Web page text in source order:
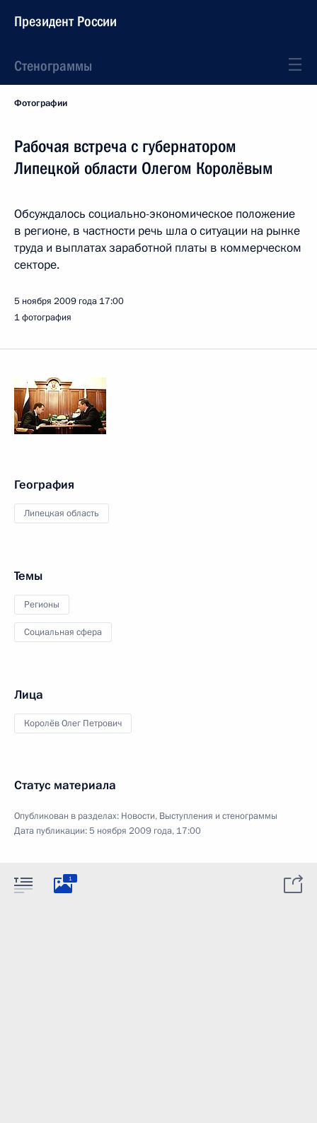
Президент России
Стенограммы
Фотографии
Рабочая встреча с губернатором
Липецкой области Олегом Королёвым
Обсуждалось социально-экономическое положение
в регионе, в частности речь шла о ситуации на рынке
труда и выплатах заработной платы в коммерческом
секторе.
5 ноября 2009 года 17:00
1 фотография
География
Липецкая область
Темы
Регионы
Социальная сфера
Лица
Королёв Олег Петрович
Статус материала
Опубликован в разделах: Новости, Выступления и стенограммы
Дата публикации:5 ноября 2009 года, 17:00
1